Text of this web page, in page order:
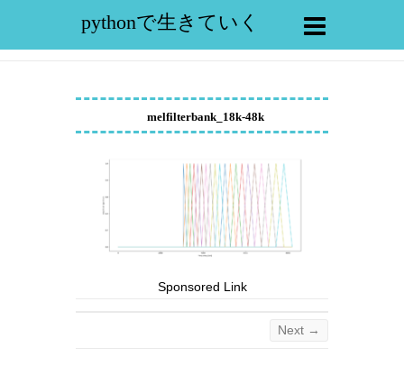
pythonで生きていく
melfilterbank_18k-48k
Sponsored Link
Next →